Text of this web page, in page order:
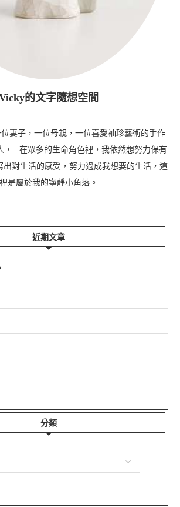
的文字隨想空間
妻子，一位母親，一位喜愛袖珍藝術的手作
，...在眾多的生命角色裡，我依然想努力保有
出對生活的感受，努力過成我想要的生活，這
裡是屬於我的寧靜小角落。
近期文章
分類